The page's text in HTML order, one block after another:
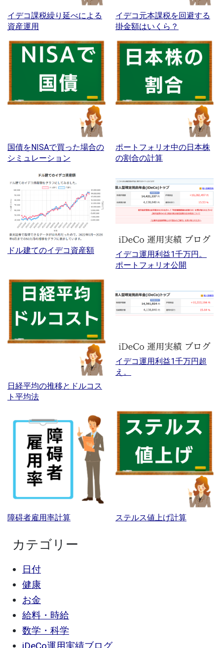
イデコ課税繰り延べによる
資産運用
イデコ元本課税を回避する
掛金額はいくら？
国債をNISAで買った場合の
シミュレーション
ポートフォリオ中の日本株
の割合の計算
ドル建てのイデコ資産額
イデコ運用利益1千万円。
ポートフォリオ公開
日経平均の推移とドルコス
ト平均法
イデコ運用利益1千万円超
え。
障碍者雇用率計算 ステルス値上げ計算
カテゴリー
日付
健康
お金
給料・時給
数学・科学